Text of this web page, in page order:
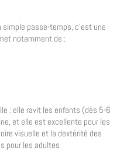
simple passe-temps, c’est une
notamment de :
: elle ravit les enfants (dès 5-6
et elle est excellente pour les
visuelle et la dextérité des
pour les adultes